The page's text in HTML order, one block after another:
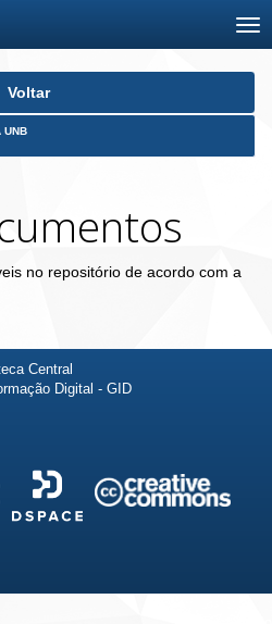
Voltar
UNB
no repositório de acordo com a
Central
Digital - GID